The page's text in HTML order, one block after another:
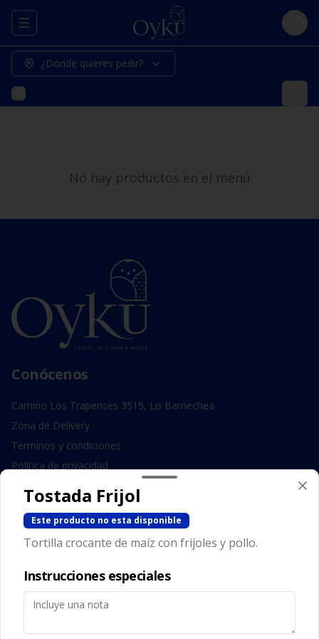
Abrir menu de navegación Login
¿Dónde quieres pedir?
No hay productos en el menú
Conócenos
Camino Los Trapenses 3515, Lo Barnechea
Zona de Delivery
Términos y condiciones
Política de privacidad
Redes sociales
Instagram
Facebook
Mi cuenta
Tostada Frijol
Este producto no esta disponible
Tortilla crocante de maíz con frijoles y pollo.
Instrucciones especiales